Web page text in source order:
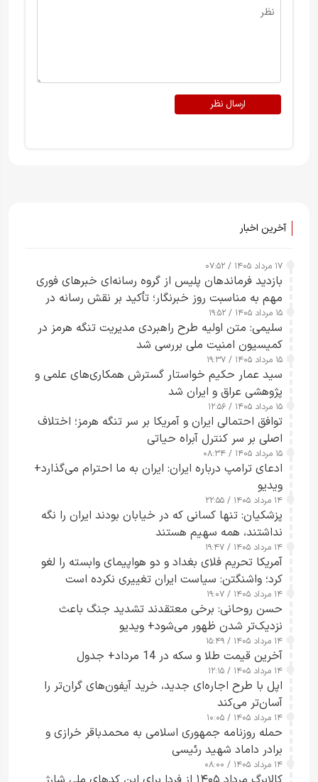
ارسال نظر
آخرین اخبار
۱۷ مرداد ۱۴۰۵ / ۰۷:۵۲
بازدید فرماندهان پلیس از گروه رسانه‌ای خبرهای فوری
مهم به مناسبت روز خبرنگار؛ تأکید بر نقش رسانه در
تقویت امنیت و اعتماد عمومی
۱۵ مرداد ۱۴۰۵ / ۱۹:۵۲
سلیمی: متن اولیه طرح راهبردی مدیریت تنگه هرمز در
کمیسیون امنیت ملی بررسی شد
۱۵ مرداد ۱۴۰۵ / ۱۹:۳۷
سید عمار حکیم خواستار گسترش همکاری‌های علمی و
پژوهشی عراق و ایران شد
۱۵ مرداد ۱۴۰۵ / ۱۲:۵۶
توافق احتمالی ایران و آمریکا بر سر تنگه هرمز؛ اختلاف
اصلی بر سر کنترل آبراه حیاتی
۱۵ مرداد ۱۴۰۵ / ۰۸:۳۴
ادعای ترامپ درباره ایران: ایران به ما احترام می‌گذارد+
ویدیو
۱۴ مرداد ۱۴۰۵ / ۲۲:۵۵
پزشکیان: تنها کسانی که در خیابان بودند ایران را نگه
نداشتند، همه سهیم هستند
۱۴ مرداد ۱۴۰۵ / ۱۹:۴۷
آمریکا تحریم فلای بغداد و دو هواپیمای وابسته را لغو
کرد؛ واشنگتن: سیاست ایران تغییری نکرده است
۱۴ مرداد ۱۴۰۵ / ۱۹:۰۷
حسن روحانی: برخی معتقدند تشدید جنگ باعث
نزدیک‌تر شدن ظهور می‌شود+ ویدیو
۱۴ مرداد ۱۴۰۵ / ۱۵:۴۹
آخرین قیمت طلا و سکه در 14 مرداد+ جدول
۱۴ مرداد ۱۴۰۵ / ۱۲:۱۵
اپل با طرح اجاره‌ای جدید، خرید آیفون‌های گران‌تر را
آسان‌تر می‌کند
۱۴ مرداد ۱۴۰۵ / ۱۰:۰۵
حمله روزنامه جمهوری اسلامی به محمدباقر خرازی و
برادر داماد شهید رئیسی
۱۴ مرداد ۱۴۰۵ / ۰۸:۰۰